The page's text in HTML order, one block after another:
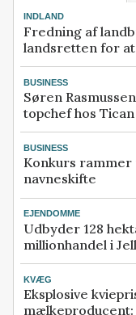
INDLAND
Fredning af
landsretten for
BUSINESS
Søren
topchef hos Tican
BUSINESS
Konkurs
navneskifte
EJENDOMME
Udbyder 128
millionhandel i
KVÆG
Eksplosive
mælkeproducent: